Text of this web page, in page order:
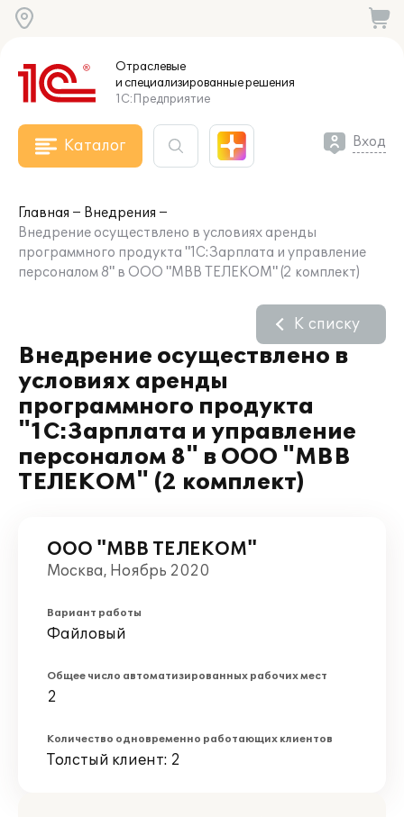
Отраслевые
и специализированныерешения
1С:Предприятие
Каталог Вход
Главная
Внедрения
Внедрение осуществлено в условиях аренды
программного продукта "1С:Зарплата и управление
персоналом 8" в ООО "МВВ ТЕЛЕКОМ" (2 комплект)
Внедрение осуществлено в
условиях аренды
программного продукта
"1С:Зарплата и управление
персоналом 8" в ООО "МВВ
ТЕЛЕКОМ" (2 комплект)
К списку
ООО "МВВ ТЕЛЕКОМ"
Москва, Ноябрь 2020
Вариант работы
Файловый
Общее число автоматизированных рабочих мест
2
Количество одновременно работающих клиентов
Толстый клиент: 2